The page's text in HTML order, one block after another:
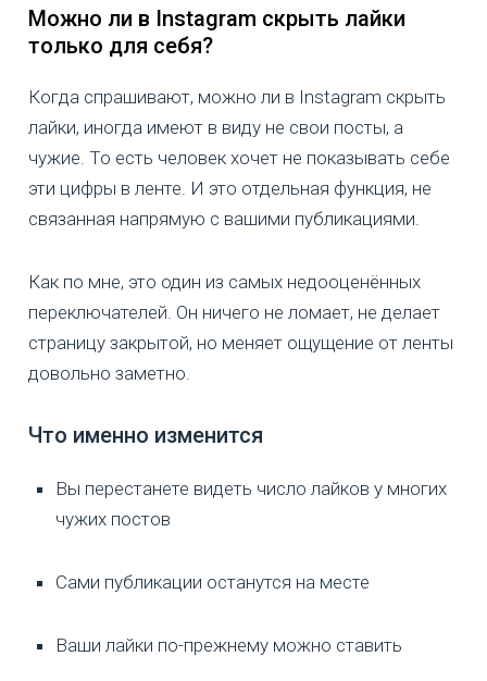
Можно ли в Instagram скрыть лайки
только для себя?
Когда спрашивают, можно ли в Instagram скрыть
лайки, иногда имеют в виду не свои посты, а
чужие. То есть человек хочет не показывать себе
эти цифры в ленте. И это отдельная функция, не
связанная напрямую с вашими публикациями.
Как по мне, это один из самых недооценённых
переключателей. Он ничего не ломает, не делает
страницу закрытой, но меняет ощущение от ленты
довольно заметно.
Что именно изменится
Вы перестанете видеть число лайков у многих
чужих постов
Сами публикации останутся на месте
Ваши лайки по-прежнему можно ставить